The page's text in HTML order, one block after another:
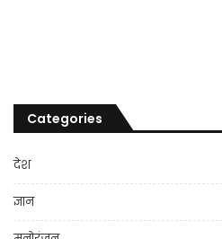
Categories
देश
ज्ञान